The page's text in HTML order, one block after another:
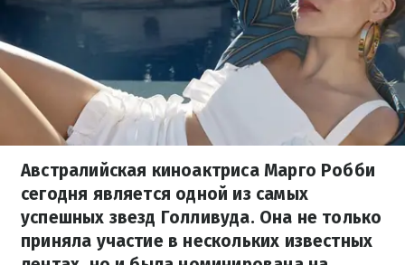
Австралийская киноактриса Марго Робби
сегодня является одной из самых
успешных звезд Голливуда. Она не только
приняла участие в нескольких известных